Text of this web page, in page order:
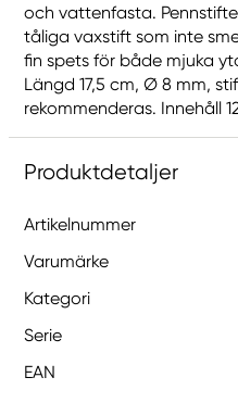
och vattenfasta.
tåliga vaxstift som inte
fin spets för både mjuka
Längd 17,5 cm, Ø 8 mm,
rekommenderas. Innehåll
Produktdetaljer
Artikelnummer
Varumärke
Kategori
Serie
EAN